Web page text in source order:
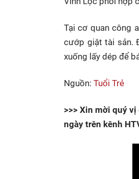
Tại cơ quan công
cướp giật tài sản.
xuống lấy dép để
Nguồn: Tuổi Trẻ
>>> Xin mời quý
ngày trên kênh